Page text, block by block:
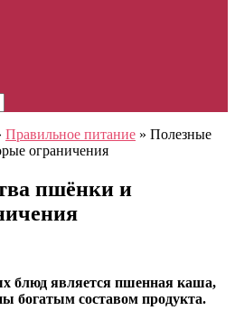
Правильное питание » Полезные
ограничения
пшёнки и
блюд является пшенная каша,
богатым составом продукта.